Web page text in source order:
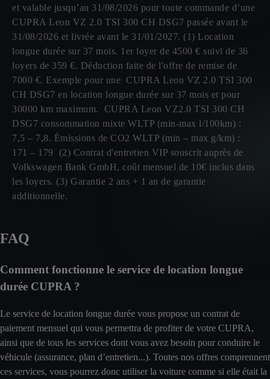
et valable jusqu’au 31/08/2026 pour toute commande d’une
CUPRA Leon VZ 2.0 TSI 300 CH DSG7 passée avant le
31/08/2026 et livrée avant le 31/01/2027. (1) Location
longue durée sur 37 mois. 1er loyer de 4500 € suivi de 36
loyers de 359 €. Déduction faite de l'offre de remise de
7000 €. Exemple pour une CUPRA Leon VZ 2.0 TSI 300
CH DSG7 en location longue durée sur 37 mois et pour
30000 km maximum. CUPRA Leon VZ2.0 TSI 300 CH
DSG7 consommation mixte WLTP (min-max l/100km) :
7,5 – 7,8. Émissions de CO2 WLTP (min – max g/km) :
171 – 179 (2) Contrat d'entretien VIP souscrit auprès de
Volkswagen Bank GmbH, coût mensuel de 10€ inclus dans
les loyers. (3) Garantie 2 ans + 1 an de garantie
additionnelle.
FAQ
Comment fonctionne le service de location longue
durée CUPRA ?
Le service de location longue durée vous propose un contrat de
paiement mensuel qui vous permettra de profiter de votre CUPRA,
ainsi que de tous les services dont vous avez besoin pour conduire le
véhicule (assurance, plan d’entretien...). Toutes nos offres comprennent
ces services, vous pourrez donc utiliser la voiture comme si elle était la